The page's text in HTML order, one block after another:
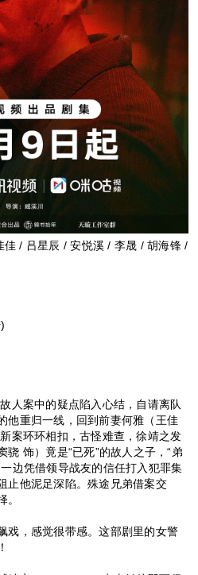
/ 吕星辰 / 安悦溪 / 李晟 / 胡海锋 /
人案中的疑点陷入心结，自请离队
他重归一线，回到前妻何雅（王佳
案环环相扣，古怪难查，徐靖之发
饰）竟是“已死”的故人之子，“弟
边凭借领导战友的信任打入犯罪集
止他泥足深陷。殊途兄弟借案交
。
戏，感觉很带感。这部剧里的女警